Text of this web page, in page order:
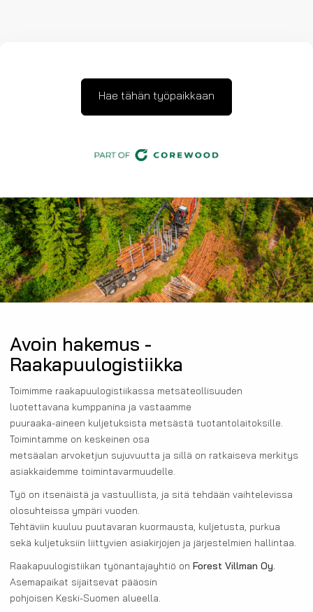
Hae tähän työpaikkaan
Avoin hakemus -
Raakapuulogistiikka
Toimimme raakapuulogistiikassa metsäteollisuuden
luotettavana kumppanina ja vastaamme
puuraaka-aineen kuljetuksista metsästä tuotantolaitoksille.
Toimintamme on keskeinen osa
metsäalan arvoketjun sujuvuutta ja sillä on ratkaiseva merkitys
asiakkaidemme toimintavarmuudelle.
Työ on itsenäistä ja vastuullista, ja sitä tehdään vaihtelevissa
olosuhteissa ympäri vuoden.
Tehtäviin kuuluu puutavaran kuormausta, kuljetusta, purkua
sekä kuljetuksiin liittyvien asiakirjojen ja järjestelmien hallintaa.
Raakapuulogistiikan työnantajayhtiö on Forest Villman Oy.
Asemapaikat sijaitsevat pääosin
pohjoisen Keski-Suomen alueella.